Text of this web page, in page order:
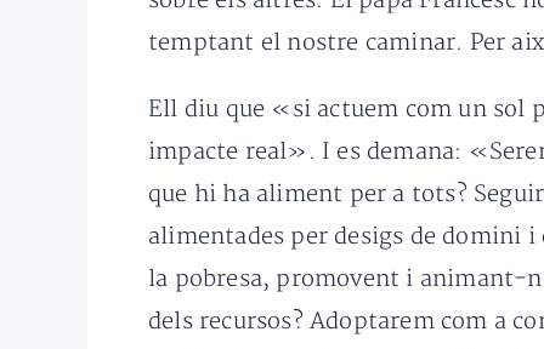
temptant el nostre caminar. Per
Ell diu que «si actuem com un sol
impacte real». I es demana:
que hi ha aliment per a tots?
alimentades per desigs de domini
la pobresa, promovent i animant-
dels recursos? Adoptarem com a